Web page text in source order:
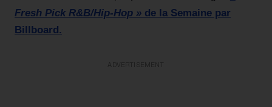
Fresh Pick R&B/Hip-Hop » de la Semaine par
Billboard.